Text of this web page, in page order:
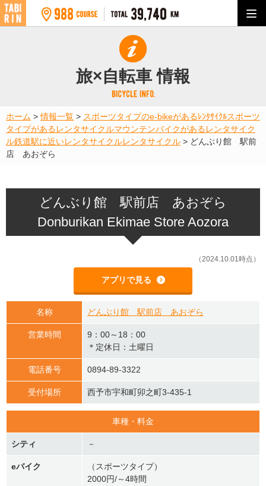
旅×自転車 情報
ホーム >情報一覧 > スポーツタイプのe-bikeがあるﾚﾝﾀｻｲｸﾙスポーツ
タイプがあるレンタサイクルマウンテンバイクがあるレンタサイク
ル鉄道駅に近いレンタサイクルレンタサイクル > どんぶり館 駅前
店 あおぞら
どんぶり館 駅前店 あおぞら
Donburikan Ekimae Store Aozora
（2024.10.01時点）
アプリで見る
名称 どんぶり館 駅前店 あおぞら
営業時間
9：00～18：00
＊定休日：土曜日
電話番号 0894-89-3322
受付場所 西予市宇和町卯之町3-435-1
車種・料金
シティ －
eバイク
（スポーツタイプ）
2000円/～4時間